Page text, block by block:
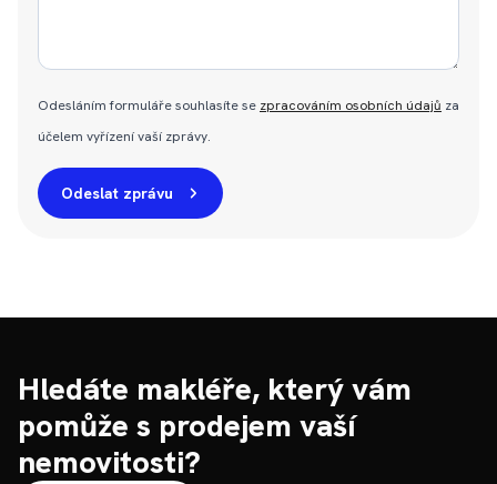
Odesláním formuláře souhlasíte se zpracováním osobních údajů za
účelem vyřízení vaší zprávy.
Odeslat zprávu
Hledáte makléře, který vám
pomůže s prodejem vaší
nemovitosti?